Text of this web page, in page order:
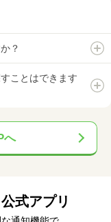
？
ことはできます
へ
式アプリ